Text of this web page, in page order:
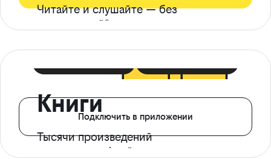
Читайте и слушайте — без
ограничений*
Книги
Тысячи произведений
с доступом офлайн
Подключить в приложении